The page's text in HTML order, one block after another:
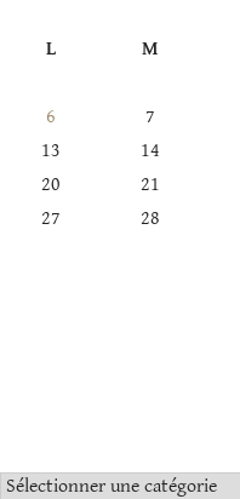
L
M
6
7
13
14
20
21
27
28
Catégories